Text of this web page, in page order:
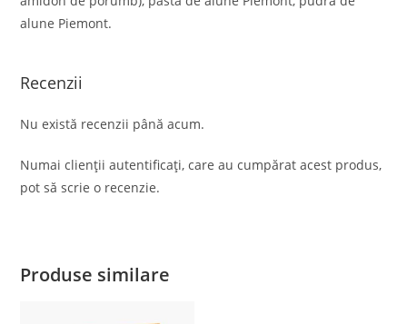
alune Piemont.
Recenzii
Nu există recenzii până acum.
Numai clienții autentificați, care au cumpărat acest produs,
pot să scrie o recenzie.
Produse similare